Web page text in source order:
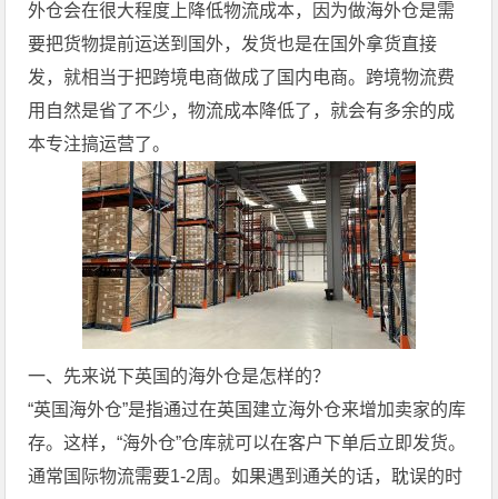
外仓会在很大程度上降低物流成本，因为做海外仓是需
要把货物提前运送到国外，发货也是在国外拿货直接
发，就相当于把跨境电商做成了国内电商。跨境物流费
用自然是省了不少，物流成本降低了，就会有多余的成
本专注搞运营了。
一、先来说下英国的海外仓是怎样的？
“英国海外仓”是指通过在英国建立海外仓来增加卖家的库
存。这样，“海外仓”仓库就可以在客户下单后立即发货。
通常国际物流需要1-2周。如果遇到通关的话，耽误的时